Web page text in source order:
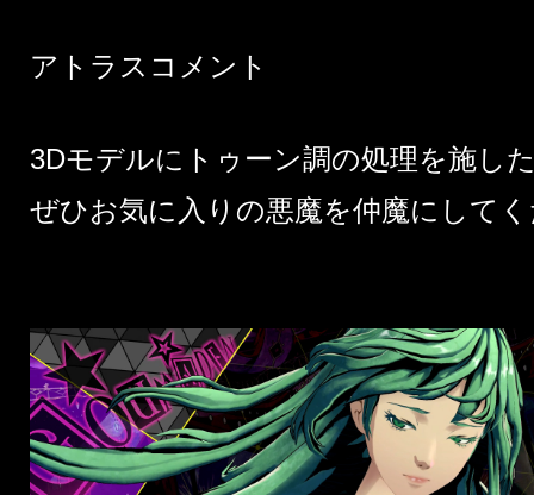
アトラスコメント
3Dモデルにトゥーン調の処理を施し
ぜひお気に入りの悪魔を仲魔にして